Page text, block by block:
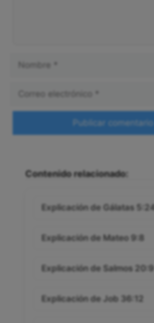
Contenido relacionado:
Explicación de Gálatas 5:24
Explicación de Mateo 9:8
Explicación de Salmos 20:9
Explicación de Job 36:12